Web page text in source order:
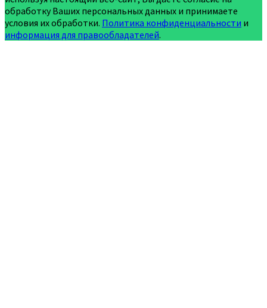
обработку Ваших персональных данных и принимаете
условия их обработки. Политика конфиденциальности и
информация для правообладателей.